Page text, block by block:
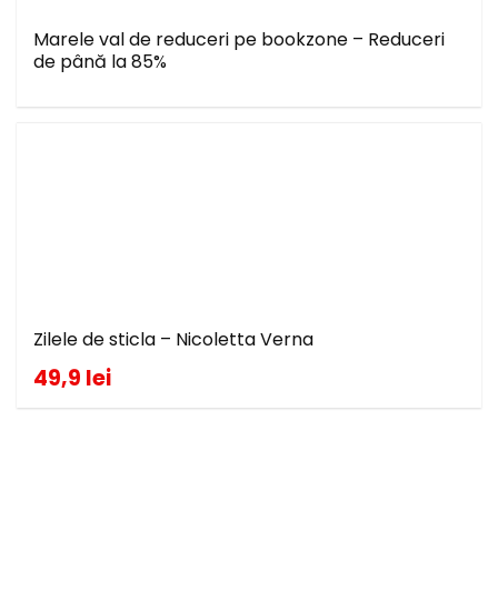
Marele val de reduceri pe bookzone – Reduceri
de până la 85%
Zilele de sticla – Nicoletta Verna
49,9 lei